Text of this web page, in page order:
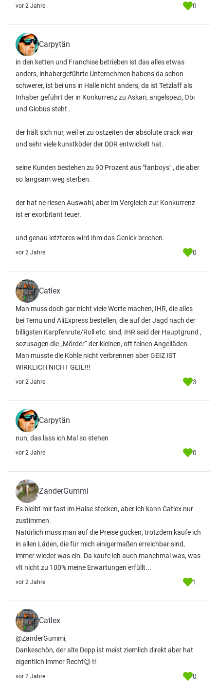
vor 2 Jahre 0
Carpytän
in den ketten und Franchise betrieben ist das alles etwas
anders, inhabergeführte Unternehmen habens da schon
schwerer, ist bei uns in Halle nicht anders, da ist Tetzlaff als
Inhaber geführt der in Konkurrenz zu Askari, angelspezi, Obi
und Globus steht .
der hält sich nur, weil er zu ostzeiten der absolute crack war
und sehr viele kunstköder der DDR entwickelt hat.
seine Kunden bestehen zu 90 Prozent aus "fanboys" , die aber
so langsam weg sterben.
der hat ne riesen Auswahl, aber im Vergleich zur Konkurrenz
ist er exorbitant teuer.
und genau letzteres wird ihm das Genick brechen.
vor 2 Jahre 0
Catlex
Man muss doch gar nicht viele Worte machen, IHR, die alles
bei Temu und AliExpress bestellen, die auf der Jagd nach der
billigsten Karpfenrute/Roll etc. sind, IHR seid der Hauptgrund ,
sozusagen die „Mörder“ der kleinen, oft feinen Angelläden.
Man musste die Kohle nicht verbrennen aber GEIZ IST
WIRKLICH NICHT GEIL!!!
vor 2 Jahre 3
Carpytän
nun, das lass ich Mal so stehen
vor 2 Jahre 0
ZanderGummi
Es bleibt mir fast im Halse stecken, aber ich kann Catlex nur
zustimmen.
Natürlich muss man auf die Preise gucken, trotzdem kaufe ich
in allen Läden, die für mich einigermaßen erreichbar sind,
immer wieder was ein. Da kaufe ich auch manchmal was, was
vlt nicht zu 100% meine Erwartungen erfüllt...
vor 2 Jahre 1
Catlex
@ZanderGummi,
Dankeschön, der alte Depp ist meist ziemlich direkt aber hat
eigentlich immer Recht😉🤘
vor 2 Jahre 0